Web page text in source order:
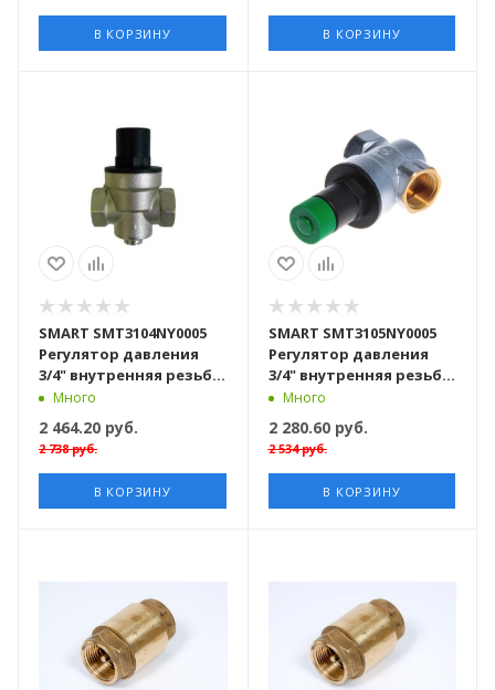
В КОРЗИНУ В КОРЗИНУ
SMART SMT3104NY0005
Регулятор давления
3/4" внутренняя резьба,
Black, латунь
никелированная, 42
штуки в упаковке
Много
2 464.20 руб.
2 738руб.
В КОРЗИНУ
SMART SMT3105NY0005
Регулятор давления
3/4" внутренняя резьба,
white, никель, 36 штук в
Много
2 280.60руб.
2 534руб.
В КОРЗИНУ